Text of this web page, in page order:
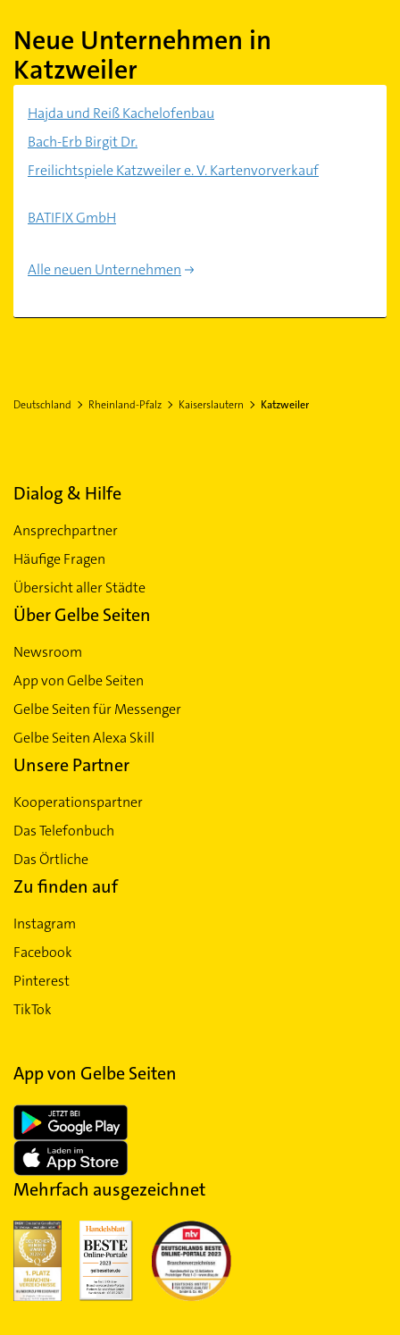
Neue Unternehmen in
Katzweiler
Hajda und Reiß Kachelofenbau
Bach-Erb Birgit Dr.
Freilichtspiele Katzweiler e. V. Kartenvorverkauf
BATIFIX GmbH
Alle neuen Unternehmen
Deutschland Rheinland-Pfalz Kaiserslautern Katzweiler
Dialog & Hilfe
Ansprechpartner
Häufige Fragen
Übersicht aller Städte
Über Gelbe Seiten
Newsroom
App von Gelbe Seiten
Gelbe Seiten für Messenger
Gelbe Seiten Alexa Skill
Unsere Partner
Kooperationspartner
Das Telefonbuch
Das Örtliche
Zu finden auf
Instagram
Facebook
Pinterest
TikTok
App von Gelbe Seiten
Mehrfach ausgezeichnet